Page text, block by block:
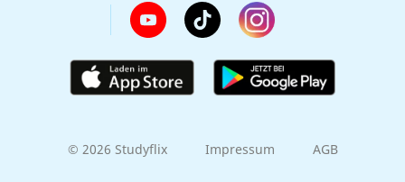
© 2026 Studyflix Impressum AGB